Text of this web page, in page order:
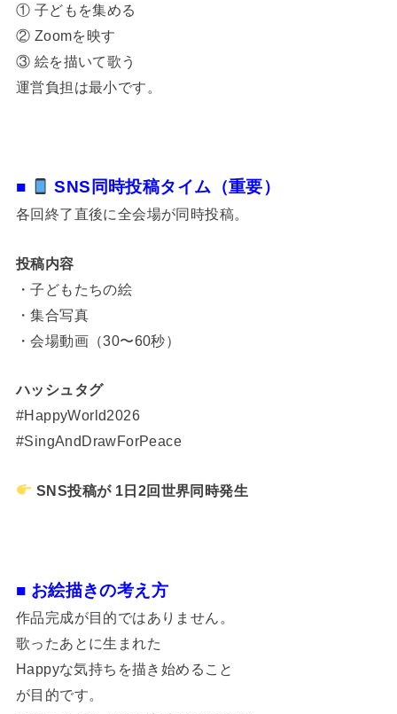
① 子どもを集める
② Zoomを映す
③ 絵を描いて歌う
運営負担は最小です。
■ SNS同時投稿タイム（重要）
各回終了直後に全会場が同時投稿。
投稿内容
・子どもたちの絵
・集合写真
・会場動画（30〜60秒）
ハッシュタグ
#HappyWorld2026
#SingAndDrawForPeace
SNS投稿が 1日2回世界同時発生
■ お絵描きの考え方
作品完成が目的ではありません。
歌ったあとに生まれた
Happyな気持ちを描き始めること
が目的です。